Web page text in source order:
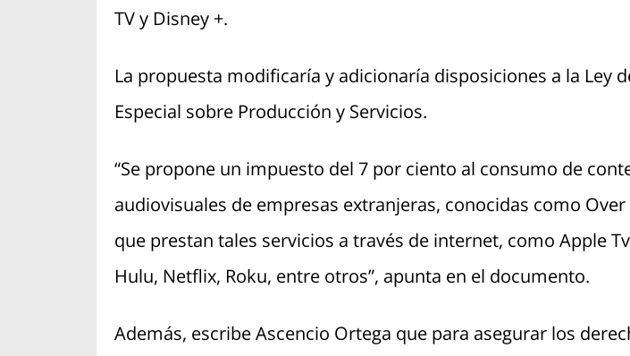
TV y Disney +.
La propuesta modificaría y adicionaría disposiciones a la Ley
Especial sobre Producción y Servicios.
“Se propone un impuesto del 7 por ciento al consumo de
audiovisuales de empresas extranjeras, conocidas como Over
que prestan tales servicios a través de internet, como Apple
Hulu, Netflix, Roku, entre otros”, apunta en el documento.
Además, escribe Ascencio Ortega que para asegurar los